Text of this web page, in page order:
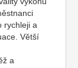
rychleji a
Větší
a